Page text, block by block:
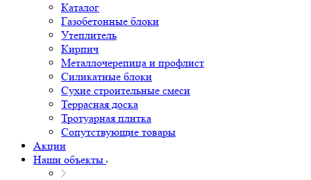
Каталог
Газобетонные блоки
Утеплитель
Кирпич
Металлочерепица и профлист
Силикатные блоки
Сухие строительные смеси
Террасная доска
Тротуарная плитка
Сопутствующие товары
Акции
Наши объекты